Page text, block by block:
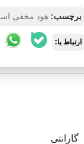
برچسب: هود مخفی
ارتباط با:
گارانتی